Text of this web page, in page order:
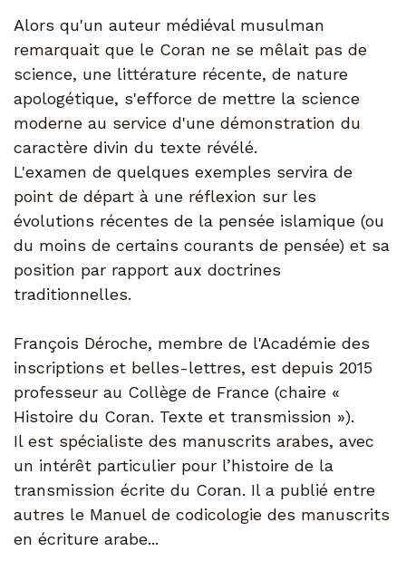
Alors qu'un auteur médiéval musulman
remarquait que le Coran ne se mêlait pas de
science, une littérature récente, de nature
apologétique, s'efforce de mettre la science
moderne au service d'une démonstration du
caractère divin du texte révélé.
L'examen de quelques exemples servira de
point de départ à une réflexion sur les
évolutions récentes de la pensée islamique (ou
du moins de certains courants de pensée) et sa
position par rapport aux doctrines
traditionnelles.
François Déroche, membre de l'Académie des
inscriptions et belles-lettres, est depuis 2015
professeur au Collège de France (chaire «
Histoire du Coran. Texte et transmission »).
Il est spécialiste des manuscrits arabes, avec
un intérêt particulier pour l’histoire de la
transmission écrite du Coran. Il a publié entre
autres le Manuel de codicologie des manuscrits
en écriture arabe...